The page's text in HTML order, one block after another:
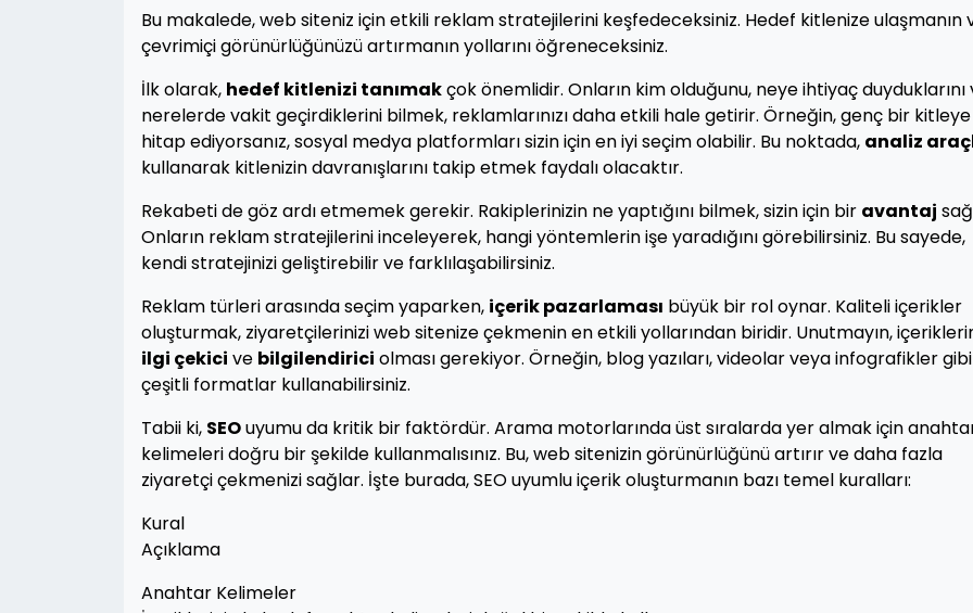
Bu makalede, web siteniz için etkili reklam stratejilerini keşfedeceksiniz. Hedef kitlenize ulaşmanın
çevrimiçi görünürlüğünüzü artırmanın yollarını öğreneceksiniz.
İlk olarak, hedef kitlenizi tanımakçok önemlidir. Onların kim olduğunu, neye ihtiyaç duyduklarını
nerelerde vakit geçirdiklerini bilmek, reklamlarınızı daha etkili hale getirir. Örneğin, genç bir kitleye
hitap ediyorsanız, sosyal medya platformları sizin için en iyi seçim olabilir. Bu noktada, analiz
kullanarak kitlenizin davranışlarını takip etmek faydalı olacaktır.
Rekabeti de göz ardı etmemek gerekir. Rakiplerinizin ne yaptığını bilmek, sizin için bir avantaj
Onların reklam stratejilerini inceleyerek, hangi yöntemlerin işe yaradığını görebilirsiniz. Bu sayede,
kendi stratejinizi geliştirebilir ve farklılaşabilirsiniz.
Reklam türleri arasında seçim yaparken, içerik pazarlaması büyük bir rol oynar. Kaliteli içerikler
oluşturmak, ziyaretçilerinizi web sitenize çekmenin en etkili yollarından biridir. Unutmayın,
ilgi çekici ve bilgilendirici olması gerekiyor. Örneğin, blog yazıları, videolar veya infografikler gibi
çeşitli formatlar kullanabilirsiniz.
Tabii ki, SEOuyumu da kritik bir faktördür. Arama motorlarında üst sıralarda yer almak için
kelimeleri doğru bir şekilde kullanmalısınız. Bu, web sitenizin görünürlüğünü artırır ve daha fazla
ziyaretçi çekmenizi sağlar. İşte burada, SEO uyumlu içerik oluşturmanın bazı temel kuralları:
Kural
Açıklama
Anahtar Kelimeler